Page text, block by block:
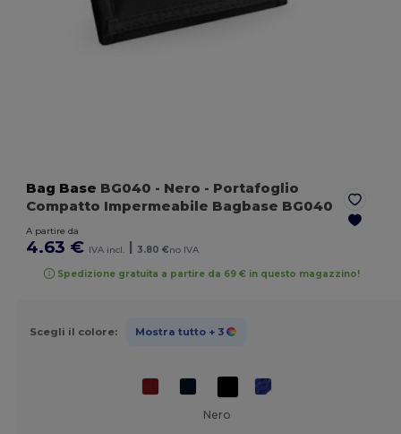
Bag Base BG040 - Nero - Portafoglio
Compatto Impermeabile Bagbase BG040
A partire da
4.63 € IVA incl. | 3.80 €no IVA
Spedizione gratuita a partire da 69 € in questo magazzino!
Scegli il colore: Mostra tutto + 3
Nero